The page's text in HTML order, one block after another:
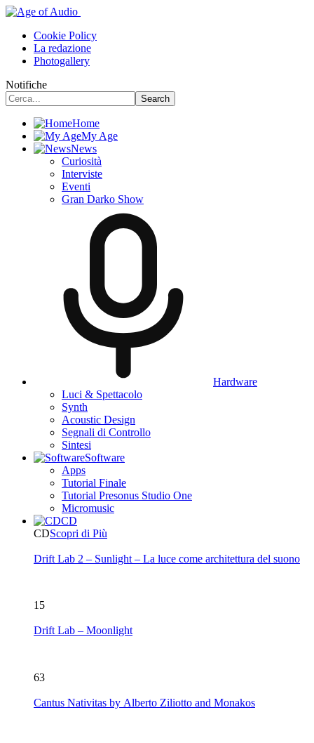
Cookie Policy
La redazione
Photogallery
Notifiche
Home
My Age
News
Curiosità
Interviste
Eventi
Gran Darko Show
Hardware
Luci & Spettacolo
Synth
Acoustic Design
Segnali di Controllo
Sintesi
Software
Apps
Tutorial Finale
Tutorial Presonus Studio One
Micromusic
CD
CDScopri di Più
Drift Lab 2 – Sunlight – La luce come architettura del suono
15
Drift Lab – Moonlight
63
Cantus Nativitas by Alberto Ziliotto and Monakos